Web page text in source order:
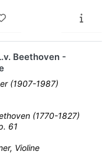
Beethoven -
(1907-1987)
(1770-1827)
61
Violine